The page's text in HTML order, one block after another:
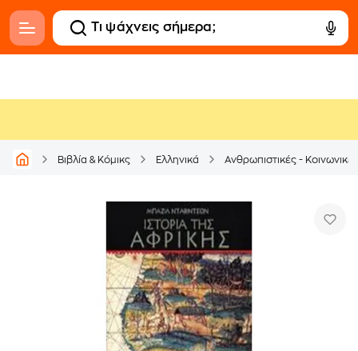
Βιβλία & Κόμικς Ελληνικά Ανθρωπιστικές -